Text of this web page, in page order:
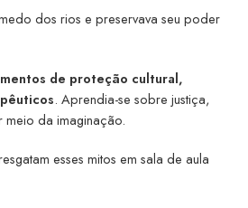
dos rios e preservava seu poder
de proteção cultural,
. Aprendia-se sobre justiça,
meio da imaginação.
esses mitos em sala de aula